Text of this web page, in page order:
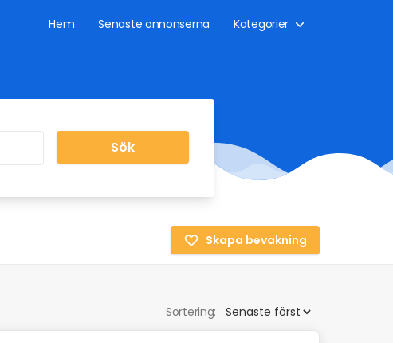
Hem Senaste annonserna Kategorier
Sök
Skapa bevakning
Sortering: